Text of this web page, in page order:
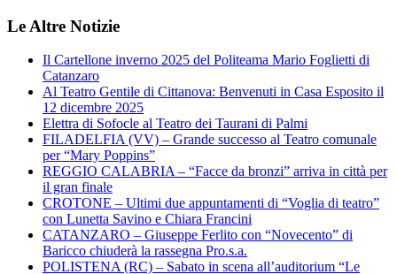
Le Altre Notizie
Il Cartellone inverno 2025 del Politeama Mario Foglietti di
Catanzaro
Al Teatro Gentile di Cittanova: Benvenuti in Casa Esposito il
12 dicembre 2025
Elettra di Sofocle al Teatro dei Taurani di Palmi
FILADELFIA (VV) – Grande successo al Teatro comunale
per “Mary Poppins”
REGGIO CALABRIA – “Facce da bronzi” arriva in città per
il gran finale
CROTONE – Ultimi due appuntamenti di “Voglia di teatro”
con Lunetta Savino e Chiara Francini
CATANZARO – Giuseppe Ferlito con “Novecento” di
Baricco chiuderà la rassegna Pro.s.a.
POLISTENA (RC) – Sabato in scena all’auditorium “Le